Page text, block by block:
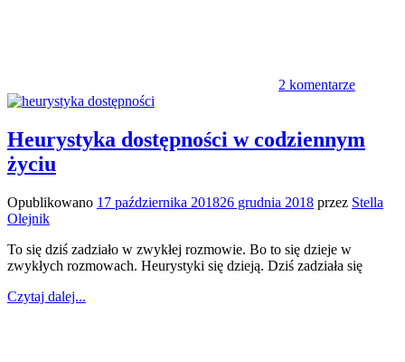
2 komentarze
Heurystyka dostępności w codziennym
życiu
Opublikowano 17 października 201826 grudnia 2018 przez Stella
Olejnik
To się dziś zadziało w zwykłej rozmowie. Bo to się dzieje w
zwykłych rozmowach. Heurystyki się dzieją. Dziś zadziała się
Czytaj dalej...